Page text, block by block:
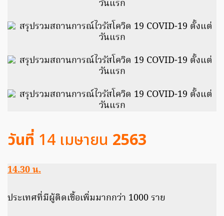
วันที่ 14 เมษายน 2563
14.30 น.
ประเทศที่มีผู้ติดเชื้อเพิ่มมากกว่า 1000 ราย